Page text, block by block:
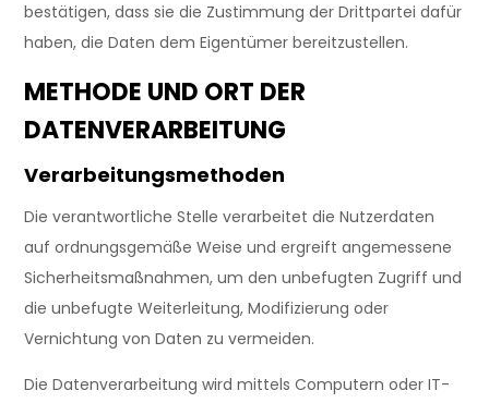
bestätigen, dass sie die Zustimmung der Drittpartei dafür
haben, die Daten dem Eigentümer bereitzustellen.
METHODE UND ORT DER
DATENVERARBEITUNG
Verarbeitungsmethoden
Die verantwortliche Stelle verarbeitet die Nutzerdaten
auf ordnungsgemäße Weise und ergreift angemessene
Sicherheitsmaßnahmen, um den unbefugten Zugriff und
die unbefugte Weiterleitung, Modifizierung oder
Vernichtung von Daten zu vermeiden.
Die Datenverarbeitung wird mittels Computern oder IT-